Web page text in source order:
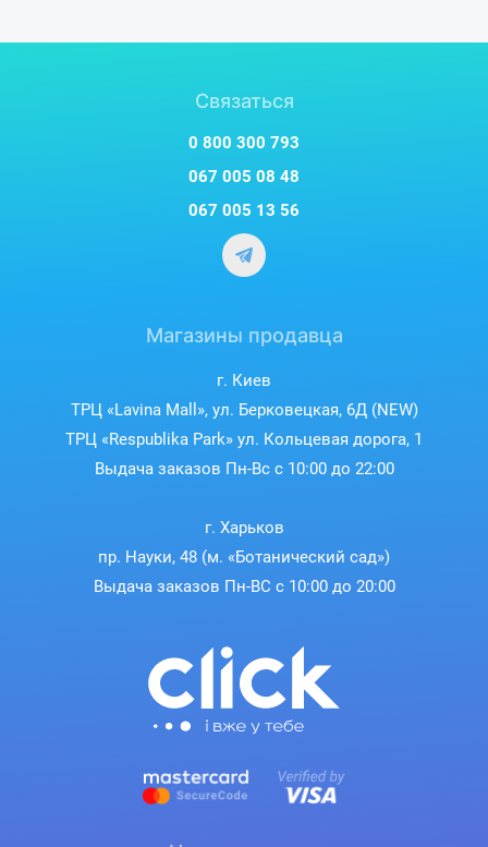
Связаться
0 800 300 793
067 005 08 48
067 005 13 56
Магазины продавца
г. Киев
ТРЦ «Lavina Mall», ул. Берковецкая, 6Д (NEW)
ТРЦ «Respublika Park» ул. Кольцевая дорога, 1
Выдача заказов Пн-Вс с 10:00 до 22:00
г. Харьков
пр. Науки, 48 (м. «Ботанический сад»)
Выдача заказов Пн-ВС с 10:00 до 20:00